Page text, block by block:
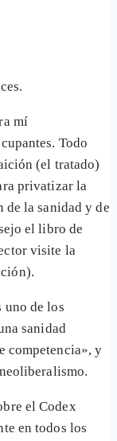
mí
Todo
(el tratado)
privatizar la
la sanidad y de
el libro de
visite la
uno de los
sanidad
competencia», y
el Codex
en todos los